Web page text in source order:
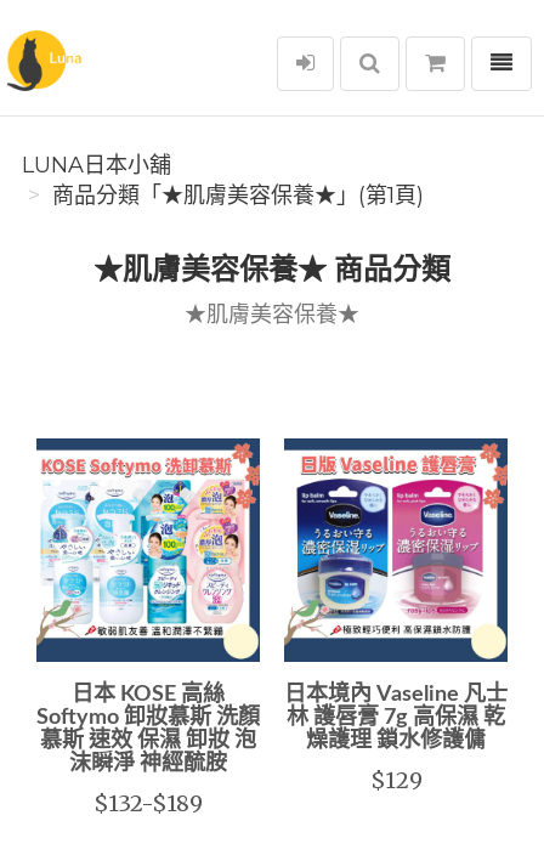
Luna日本小舖
選單
LUNA日本小舖
商品分類「★肌膚美容保養★」(第1頁)
★肌膚美容保養★ 商品分類
★肌膚美容保養★
日本 KOSE 高絲
Softymo 卸妝慕斯 洗顏
慕斯 速效 保濕 卸妝 泡
沫瞬淨 神經酼胺
$132-$189
日本境內 Vaseline 凡士
林 護唇膏 7g 高保濕 乾
燥護理 鎖水修護傭
$129